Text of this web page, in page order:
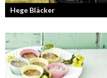
Hege Bläcker
Bilfantast, influencer och en av
företagare.